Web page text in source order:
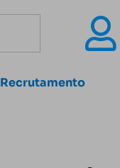
Recrutamento